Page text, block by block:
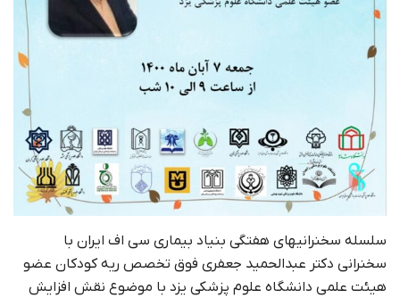
سلسله سخنرانیهای هفتگی بنیاد بیماری سی اف ایران با
سخنرانی دکتر عبدالحمید جعفری فوق تخصص ریه کودکان عضو
هیئت علمی دانشگاه علوم پزشکی یزد با موضوع نقش افزایش